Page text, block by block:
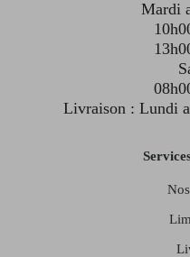
Mardi
Livraison : Lundi